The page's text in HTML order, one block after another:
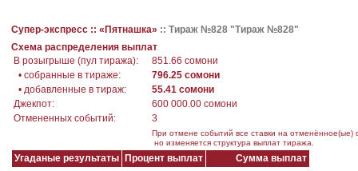
Супер-экспресс :: «Пятнашка» :: Тираж №828 "Тираж №828"
Схема распределения выплат
В розыгрыше (пул тиража):
851.66 сомони
• собранные в тираже:
796.25 сомони
• добавленные в тираж:
55.41 сомони
Джекпот:
600 000.00 сомони
Отмененных событий:
3
При отмене событий все ставки на отменённое(ые)
но изменяется структура выплат тиража.
Угаданые результаты Процент выплат
Сумма выплат